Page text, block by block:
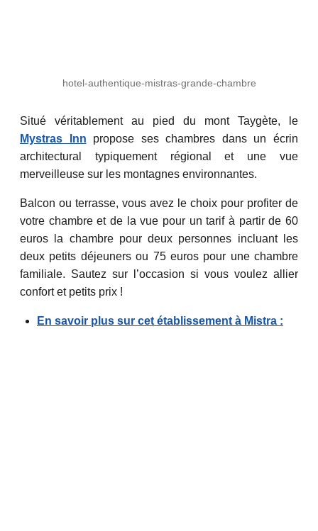
hotel-authentique-mistras-grande-chambre
Situé véritablement au pied du mont Taygète, le
Mystras Inn propose ses chambres dans un écrin
architectural typiquement régional et une vue
merveilleuse sur les montagnes environnantes.
Balcon ou terrasse, vous avez le choix pour profiter de
votre chambre et de la vue pour un tarif à partir de 60
euros la chambre pour deux personnes incluant les
deux petits déjeuners ou 75 euros pour une chambre
familiale. Sautez sur l’occasion si vous voulez allier
confort et petits prix !
En savoir plus sur cet établissement à Mistra :